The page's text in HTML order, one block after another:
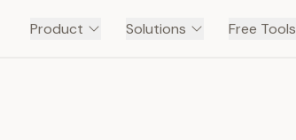
Product Solutions Free Tools